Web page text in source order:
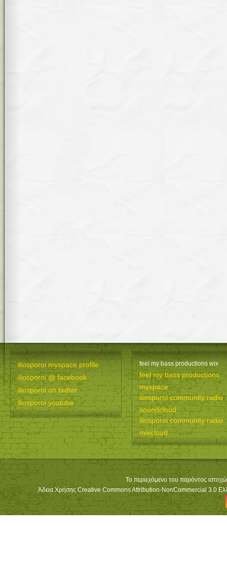
iliosporoi myspace profile
iliosporoi @ facebook
iliosporoi on twitter
iliosporoi youtube
feel my bass productions wix
feel my bass productions
myspace
iliosporoi community radio
soundcloud
iliosporoi community radio
mixcloud
Το περιεχόμενο του παρόντος
Άδεια Χρήσης Creative Commons Attribution-NonCommercial 3.0